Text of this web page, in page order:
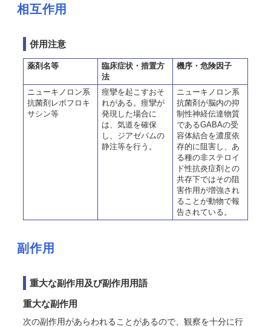
相互作用
併用注意
薬剤名等
臨床症状・措置方
法
機序・危険因子
ニューキノロン系
抗菌剤レボフロキ
サシン等
痙攣を起こすおそ
れがある。痙攣が
発現した場合に
は、気道を確保
し、ジアゼパムの
静注等を行う。
ニューキノロン系
抗菌剤が脳内の抑
制性神経伝達物質
であるGABAの受
容体結合を濃度依
存的に阻害し、あ
る種の非ステロイ
ド性抗炎症剤との
共存下ではその阻
害作用が増強され
ることが動物で報
告されている。
副作用
重大な副作用及び副作用用語
重大な副作用
次の副作用があらわれることがあるので、観察を十分に行